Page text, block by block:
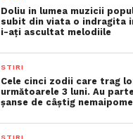
Doliu in lumea muzicii
subit din viata o indragita
i-ați ascultat melodiile
STIRI
Cele cinci zodii care trag
următoarele 3 luni. Au
șanse de câștig